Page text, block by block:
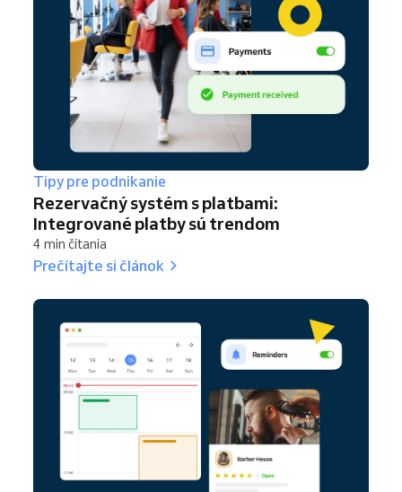
Tipy pre podnikanie
Rezervačný systém s platbami:
Integrované platby sú trendom
4 min čítania
Prečítajte si článok